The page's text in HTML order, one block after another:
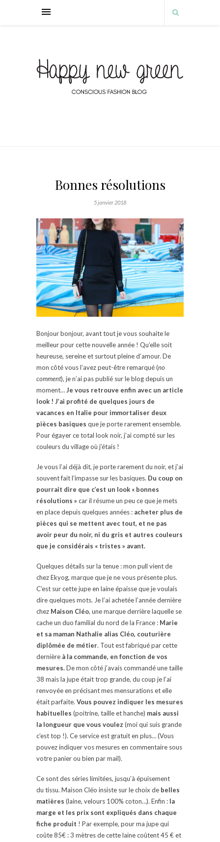
Bonnes résolutions
5 janvier 2018
Bonjour bonjour, avant tout je vous souhaite le
meilleur pour cette nouvelle année ! Qu’elle soit
heureuse, sereine et surtout pleine d’amour. De
mon côté vous l’avez peut-être remarqué (no
comment), je n’ai pas publié sur le blog depuis un
moment…Je vous retrouve enfin avec un article
look ! J’ai profité de quelques jours de
vacances en Italie pour immortaliser deux
pièces basiques que je porte rarement ensemble.
Pour égayer ce total look noir, j’ai compté sur les
couleurs du village où j’étais !
Je vous l’ai déjà dit, je porte rarement du noir, et j’ai
souvent fait l’impasse sur les basiques. Du coup on
pourrait dire que c’est un look « bonnes
résolutions » car il résume un peu ce que je mets
en place depuis quelques années : acheter plus de
pièces qui se mettent avec tout, et ne pas
avoir peur du noir, ni du gris et autres couleurs
que je considérais « tristes » avant.
Quelques détails sur la tenue : mon pull vient de
chez Ekyog, marque que je ne vous présente plus.
C’est sur cette jupe en laine épaisse que je voulais
dire quelques mots. Je l’ai achetée l’année dernière
chez Maison Cléo, une marque derrière laquelle se
cache un duo familial du nord de la France : Marie
et sa maman Nathalie alias Cléo, couturière
diplômée de métier. Tout est fabriqué par cette
dernière à la commande, en fonction de vos
mesures.De mon côté j’avais commandé une taille
38 mais la jupe était trop grande, du coup je l’ai
renvoyée en précisant mes mensurations et elle
était parfaite. Vous pouvez indiquer les mesures
habituelles (poitrine, taille et hanche) mais aussi
la longueur que vous voulez (moi qui suis grande
c’est top !). Ce service est gratuit en plus… (Vous
pouvez indiquer vos mesures en commentaire sous
votre panier ou bien par mail).
Ce sont des séries limitées, jusqu’à épuisement
du tissu. Maison Cléo insiste sur le choix de belles
matières (laine, velours 100% coton…). Enfin : la
marge et les prix sont expliqués dans chaque
fiche produit ! Par exemple, pour ma jupe qui
coûte 85€ :3 mètres de cette laine coûtent 45 € et